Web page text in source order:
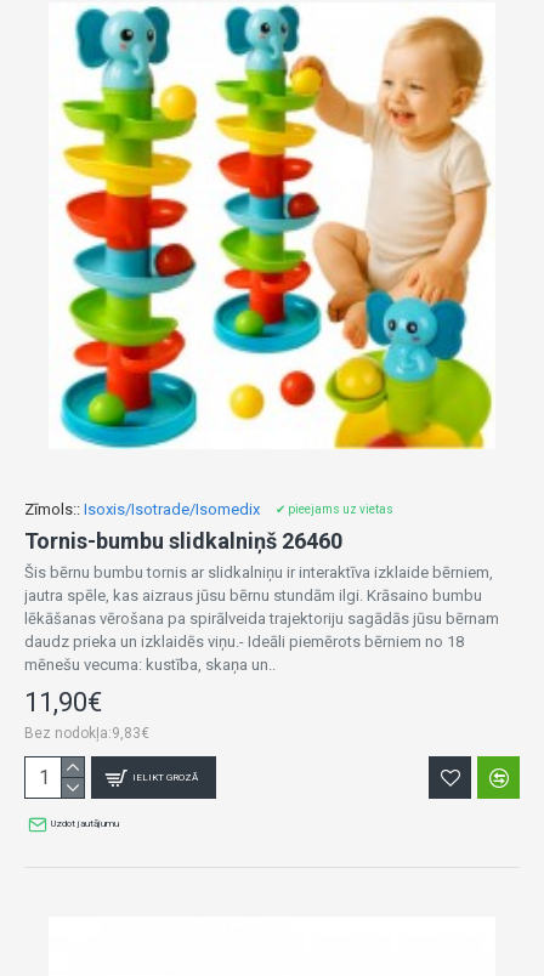
Zīmols:: Isoxis/Isotrade/Isomedix ✔ pieejams uz vietas
Tornis-bumbu slidkalniņš 26460
Šis bērnu bumbu tornis ar slidkalniņu ir interaktīva izklaide bērniem,
jautra spēle, kas aizraus jūsu bērnu stundām ilgi. Krāsaino bumbu
lēkāšanas vērošana pa spirālveida trajektoriju sagādās jūsu bērnam
daudz prieka un izklaidēs viņu.- Ideāli piemērots bērniem no 18
mēnešu vecuma: kustība, skaņa un..
11,90€
Bez nodokļa:9,83€
IELIKT GROZĀ
Uzdot jautājumu